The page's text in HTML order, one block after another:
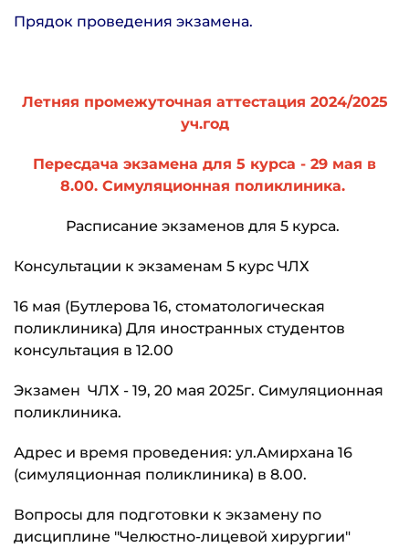
Прядок проведения экзамена.
Летняя промежуточная аттестация 2024/2025
уч.год
Пересдача экзамена для 5 курса - 29 мая в
8.00. Симуляционная поликлиника.
Расписание экзаменов для 5 курса.
Консультации к экзаменам 5 курс ЧЛХ
16 мая (Бутлерова 16, стоматологическая
поликлиника) Для иностранных студентов
консультация в 12.00
Экзамен ЧЛХ - 19, 20 мая 2025г. Симуляционная
поликлиника.
Адрес и время проведения: ул.Амирхана 16
(симуляционная поликлиника) в 8.00.
Вопросы для подготовки к экзамену по
дисциплине "Челюстно-лицевой хирургии"